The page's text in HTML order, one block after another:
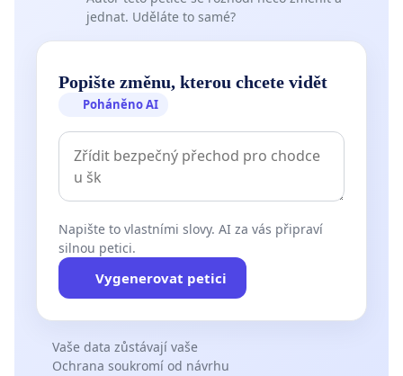
jednat. Uděláte to samé?
Popište změnu, kterou chcete vidět
Poháněno AI
Napište to vlastními slovy. AI za vás připraví
silnou petici.
Vygenerovat petici
Vaše data zůstávají vaše
Ochrana soukromí od návrhu